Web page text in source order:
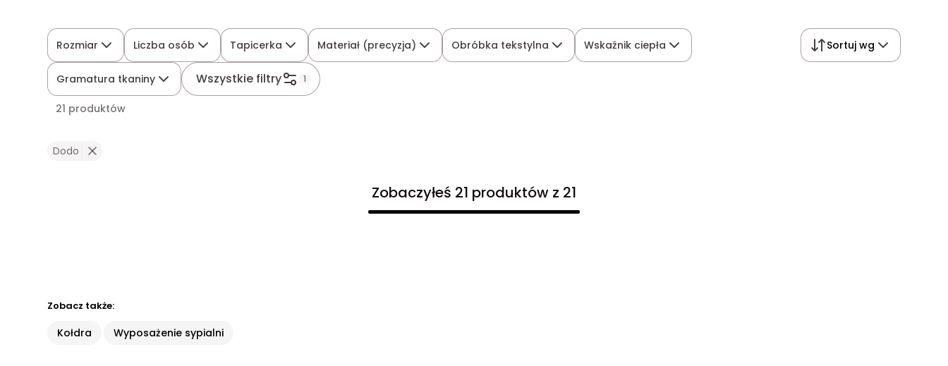
Rozmiar Liczba osób Tapicerka Materiał (precyzja) Obróbka tekstylna Wskaźnik ciepła
Gramatura tkaniny Wszystkie filtry 1
Sortuj wg
21 produktów
Dodo
Zobaczyłeś 21 produktów z 21
Zobacz także:
Kołdra Wyposażenie sypialni